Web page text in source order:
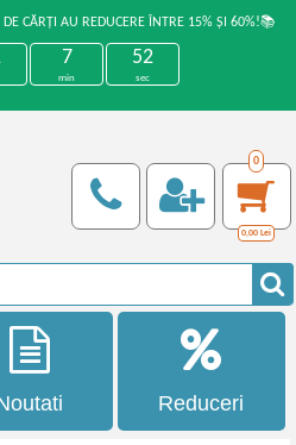
CĂRȚI AU REDUCERE ÎNTRE 15% ȘI 60%!📚
7
min
52
sec
0
0,00 Lei
Reduceri